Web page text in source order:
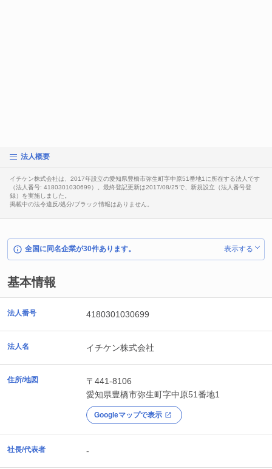
法人概要
イチケン株式会社は、2017年設立の愛知県豊橋市弥生町字中原51番地1に所在する法人です
（法人番号: 4180301030699）。最終登記更新は2017/08/25で、新規設立（法人番号登
録）を実施しました。
掲載中の法令違反/処分/ブラック情報はありません。
全国に同名企業が30件あります。 表示する
基本情報
法人番号 4180301030699
法人名 イチケン株式会社
住所/地図
〒441-8106
愛知県豊橋市弥生町字中原51番地1
Googleマップで表示
社長/代表者 -